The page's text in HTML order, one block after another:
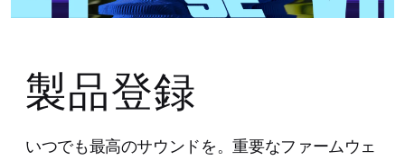
製品登録
いつでも最高のサウンドを。重要なファームウェ